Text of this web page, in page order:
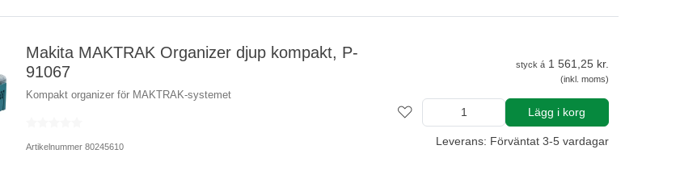
Makita MAKTRAK Organizer djup kompakt, P-
91067
Kompakt organizer för MAKTRAK-systemet
Artikelnummer 80245610
styck á 1 561,25 kr.
(inkl. moms)
Lägg i korg
Leverans: Förväntat 3-5 vardagar